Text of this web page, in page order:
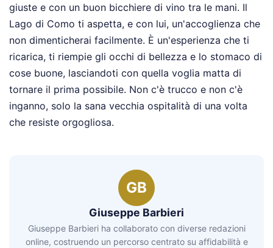
giuste e con un buon bicchiere di vino tra le mani. Il
Lago di Como ti aspetta, e con lui, un'accoglienza che
non dimenticherai facilmente. È un'esperienza che ti
ricarica, ti riempie gli occhi di bellezza e lo stomaco di
cose buone, lasciandoti con quella voglia matta di
tornare il prima possibile. Non c'è trucco e non c'è
inganno, solo la sana vecchia ospitalità di una volta
che resiste orgogliosa.
GB
Giuseppe Barbieri
Giuseppe Barbieri ha collaborato con diverse redazioni
online, costruendo un percorso centrato su affidabilità e